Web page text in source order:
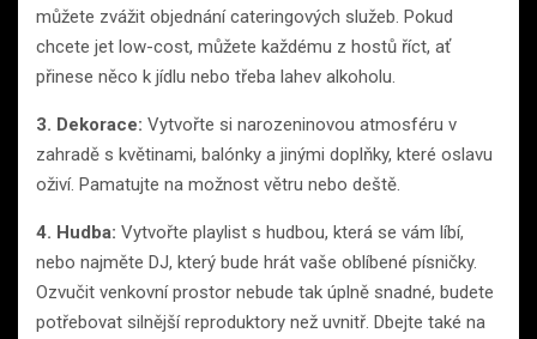
můžete zvážit objednání cateringových služeb. Pokud
chcete jet low-cost, můžete každému z hostů říct, ať
přinese něco k jídlu nebo třeba lahev alkoholu.
3. Dekorace: Vytvořte si narozeninovou atmosféru v
zahradě s květinami, balónky a jinými doplňky, které oslavu
oživí. Pamatujte na možnost větru nebo deště.
4. Hudba: Vytvořte playlist s hudbou, která se vám líbí,
nebo najměte DJ, který bude hrát vaše oblíbené písničky.
Ozvučit venkovní prostor nebude tak úplně snadné, budete
potřebovat silnější reproduktory než uvnitř. Dbejte také na